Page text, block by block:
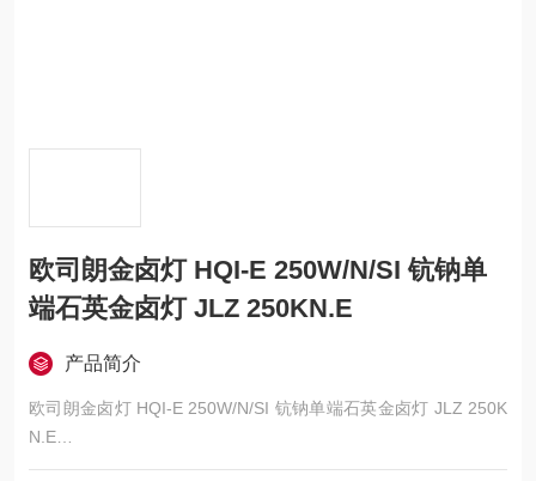
欧司朗金卤灯 HQI-E 250W/N/SI 钪钠单
端石英金卤灯 JLZ 250KN.E
产品简介
欧司朗金卤灯 HQI-E 250W/N/SI 钪钠单端石英金卤灯 JLZ 250K
N.E
寿命长